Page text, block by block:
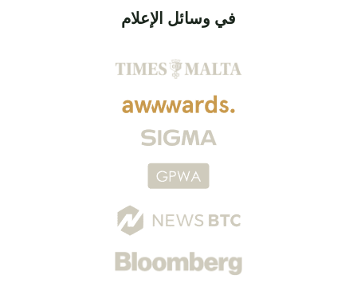
في وسائل الإعلام